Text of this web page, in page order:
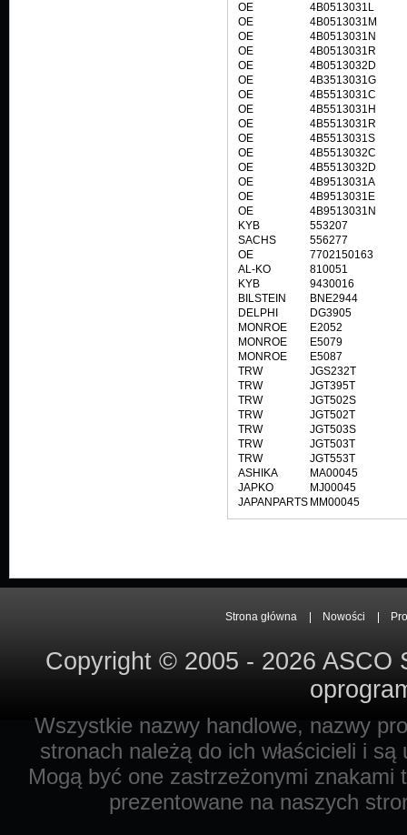
OE
4B0513031L
OE
4B0513031M
OE
4B0513031N
OE
4B0513031R
OE
4B0513032D
OE
4B3513031G
OE
4B5513031C
OE
4B5513031H
OE
4B5513031R
OE
4B5513031S
OE
4B5513032C
OE
4B5513032D
OE
4B9513031A
OE
4B9513031E
OE
4B9513031N
KYB
553207
SACHS
556277
OE
7702150163
AL-KO
810051
KYB
9430016
BILSTEIN
BNE2944
DELPHI
DG3905
MONROE
E2052
MONROE
E5079
MONROE
E5087
TRW
JGS232T
TRW
JGT395T
TRW
JGT502S
TRW
JGT502T
TRW
JGT503S
TRW
JGT503T
TRW
JGT553T
ASHIKA
MA00045
JAPKO
MJ00045
JAPANPARTS MM00045
Strona główna Nowości
Copyright © 2005 - 2026 ASCO
Wszystkie nazwy handlowe, nazwy
stronach należą do ich właścicieli i
Mogą być one zastrzeżonymi znakami
prezentowane na naszych